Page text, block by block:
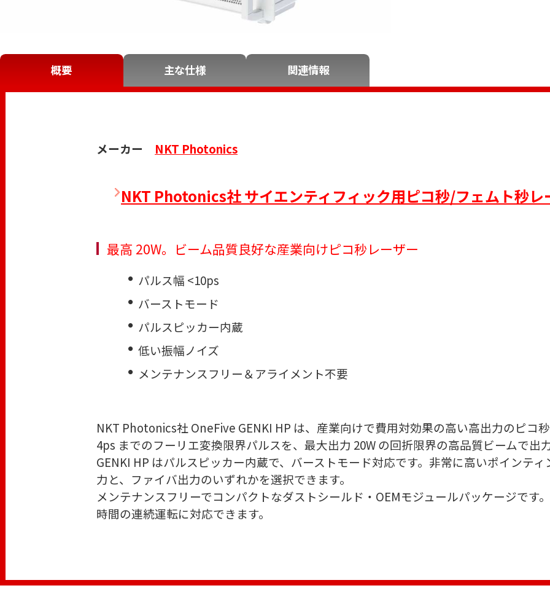
概要 主な仕様 関連情報
メーカー NKT Photonics
NKT Photonics社 サイエンティフィック用ピコ秒/フェムト秒レ
最高 20W。ビーム品質良好な産業向けピコ秒レーザー
パルス幅 <10ps
バーストモード
パルスピッカー内蔵
低い振幅ノイズ
メンテナンスフリー＆アライメント不要
NKT Photonics社 OneFive GENKI HP は、産業向けで費用対効果の高い高出力のピコ
4ps までのフーリエ変換限界パルスを、最大出力 20W の回折限界の高品質ビームで出
GENKI HP はパルスピッカー内蔵で、バーストモード対応です。非常に高いポインテ
力と、ファイバ出力のいずれかを選択できます。
メンテナンスフリーでコンパクトなダストシールド・OEMモジュールパッケージです
時間の連続運転に対応できます。